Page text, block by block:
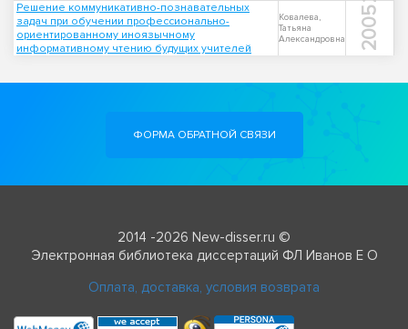
Решение коммуникативно-познавательных
задач при обучении профессионально-
ориентированному иноязычному
информативному чтению будущих учителей
Ковалева,
Татьяна
Александровна
2005
ФОРМА ОБРАТНОЙ СВЯЗИ
2014 -2026 New-disser.ru ©
Электронная библиотека диссертаций ФЛ Иванов Е О
Оплата, доставка, условия возврата